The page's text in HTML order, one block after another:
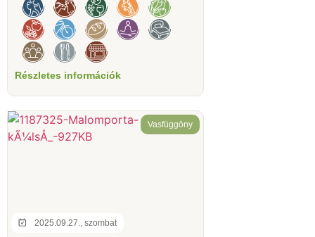
Részletes információk
2025.09.27., szombat
Vasfüggöny